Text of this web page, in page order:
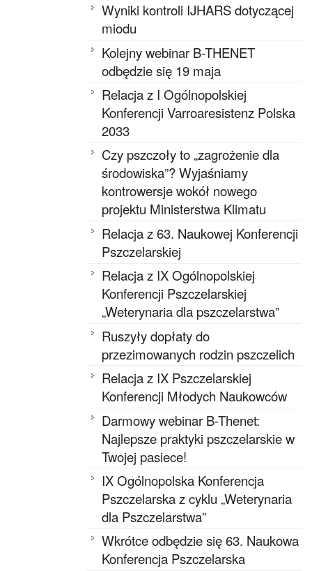
Wyniki kontroli IJHARS dotyczącej
miodu
Kolejny webinar B-THENET
odbędzie się 19 maja
Relacja z I Ogólnopolskiej
Konferencji Varroaresistenz Polska
2033
Czy pszczoły to „zagrożenie dla
środowiska”? Wyjaśniamy
kontrowersje wokół nowego
projektu Ministerstwa Klimatu
Relacja z 63. Naukowej Konferencji
Pszczelarskiej
Relacja z IX Ogólnopolskiej
Konferencji Pszczelarskiej
„Weterynaria dla pszczelarstwa”
Ruszyły dopłaty do
przezimowanych rodzin pszczelich
Relacja z IX Pszczelarskiej
Konferencji Młodych Naukowców
Darmowy webinar B-Thenet:
Najlepsze praktyki pszczelarskie w
Twojej pasiece!
IX Ogólnopolska Konferencja
Pszczelarska z cyklu „Weterynaria
dla Pszczelarstwa”
Wkrótce odbędzie się 63. Naukowa
Konferencja Pszczelarska